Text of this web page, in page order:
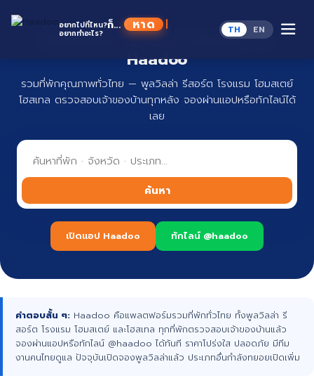
อยากไปที่ไหน?
อยากทำอะไร?
ก็... หาดู TH EN
ที่พักทั่วไทย จองง่าย ปลอดภัย กับ
Haadoo
รวมที่พักคุณภาพทั่วไทย — พูลวิลล่า รีสอร์ต โรงแรม โฮมสเตย์
โฮสเทล ตรวจสอบเจ้าของบ้านทุกหลัง จองผ่านแอปหรือทักไลน์ได้
เลย
ค้นหา
เปิดแอป Haadoo ทักไลน์ @haadoo
คำตอบสั้น ๆ: Haadoo คือแพลตฟอร์มรวมที่พักทั่วไทย ทั้งพูลวิลล่า รี
สอร์ต โรงแรม โฮมสเตย์ และโฮสเทล ทุกที่พักตรวจสอบเจ้าของบ้านแล้ว
จองผ่านแอปหรือทักไลน์ @haadoo ได้ทันที ราคาโปร่งใส ปลอดภัย มีทีม
งานคนไทยดูแล ปัจจุบันเปิดจองพูลวิลล่าแล้ว ประเภทอื่นกำลังทยอยเปิดเพิ่ม